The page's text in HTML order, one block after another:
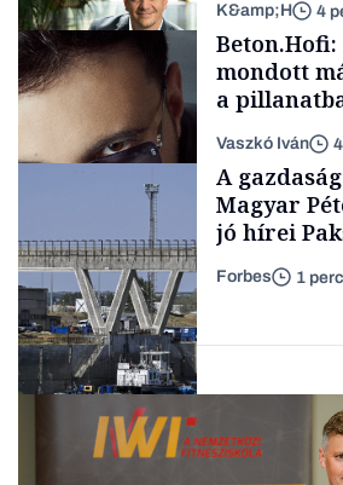
Családi
vállalkozások
TÁMOGATÓI
K&amp;H 4
Forbes-sztori
mondott
a
a
kimondani
Vaszkó Iván
A
Magyar
jó hírei
Forbes 1 perc